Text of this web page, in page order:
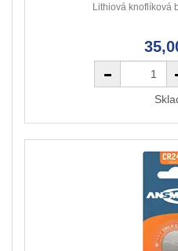
Lithiová knoflíková